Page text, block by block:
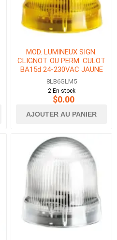
MOD. LUMINEUX SIGN.
CLIGNOT. OU PERM. CULOT
BA15d 24-230VAC JAUNE
8LB6GLM5
2 En stock
$0.00
AJOUTER AU PANIER